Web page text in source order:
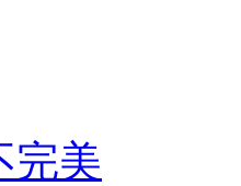
完美